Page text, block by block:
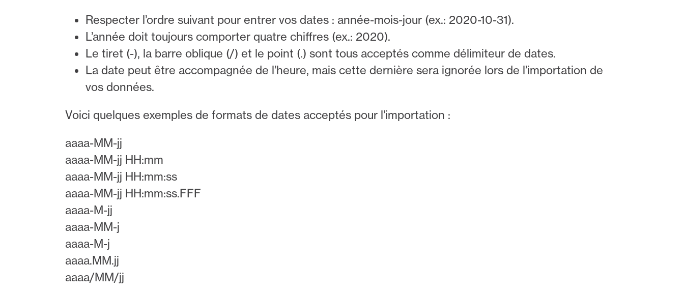
Respecter l’ordre suivant pour entrer vos dates : année-mois-jour (ex.: 2020-10-31).
L’année doit toujours comporter quatre chiffres (ex.: 2020).
Le tiret (-), la barre oblique (/) et le point (.) sont tous acceptés comme délimiteur de dates.
La date peut être accompagnée de l’heure, mais cette dernière sera ignorée lors de l’importation de
vos données.
Voici quelques exemples de formats de dates acceptés pour l’importation :
aaaa-MM-jj
aaaa-MM-jj HH:mm
aaaa-MM-jj HH:mm:ss
aaaa-MM-jj HH:mm:ss.FFF
aaaa-M-jj
aaaa-MM-j
aaaa-M-j
aaaa.MM.jj
aaaa/MM/jj